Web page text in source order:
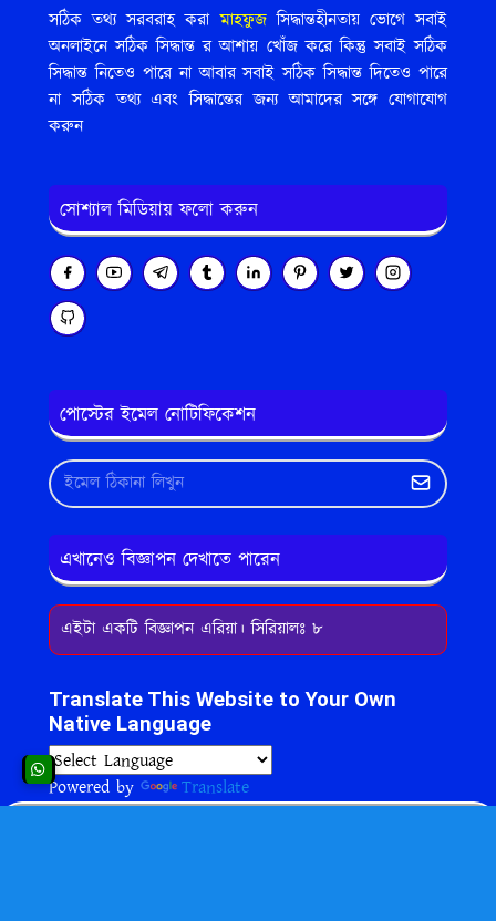
সঠিক তথ্য সরবরাহ করামাহফুজসিদ্ধান্তহীনতায় ভোগে সবাই
অনলাইনে সঠিক সিদ্ধান্ত র আশায় খোঁজ করে কিন্তু সবাই সঠিক
সিদ্ধান্ত নিতেও পারে না আবার সবাই সঠিক সিদ্ধান্ত দিতেও পারে
না সঠিক তথ্য এবং সিদ্ধান্তের জন্য আমাদের সঙ্গে যোগাযোগ
করুন
সোশ্যাল মিডিয়ায় ফলো করুন
পোস্টের ইমেল নোটিফিকেশন
এখানেও বিজ্ঞাপন দেখাতে পারেন
এইটা একটি বিজ্ঞাপন এরিয়া। সিরিয়ালঃ ৮
Translate This Website to Your Own
Native Language
Powered by Translate